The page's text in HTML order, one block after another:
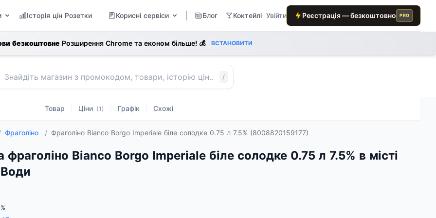
Історія цін Розетки Корисні сервіси Блог Коктейлі Увійти Реєстрація — безкоштовно PRO
безкоштовне Розширення Chrome та економ більше! 💰 ВСТАНОВИТИ
/
Товар Ціни (1) Графік Схожі
Фраголіно / Фраголіно Bianco Borgo Imperiale біле солодке 0.75 л 7.5% (8008820159177)
фраголіно Bianco Borgo Imperiale біле солодке 0.75 л 7.5% в місті